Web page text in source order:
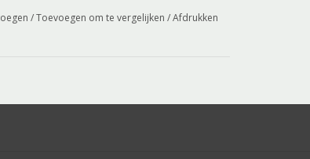
/Toevoegen om te vergelijken /Afdrukken